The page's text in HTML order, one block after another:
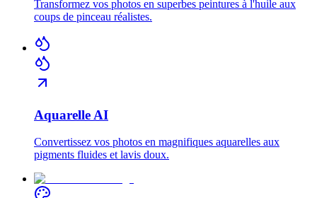
Transformez vos photos en superbes peintures à l'huile aux
coups de pinceau réalistes.
Aquarelle AI
Convertissez vos photos en magnifiques aquarelles aux
pigments fluides et lavis doux.